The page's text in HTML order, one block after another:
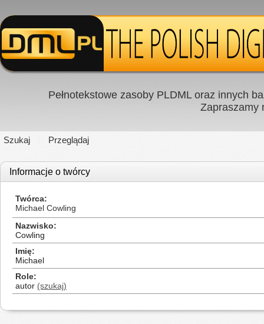
Pełnotekstowe zasoby PLDML oraz innych
Zapraszamy
Szukaj Przeglądaj
Informacje o twórcy
Twórca
Michael Cowling
Nazwisko
Cowling
Imię
Michael
Role
autor (szukaj)